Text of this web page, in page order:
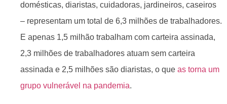
domésticas, diaristas, cuidadoras, jardineiros, caseiros
– representam um total de 6,3 milhões de trabalhadores.
E apenas 1,5 milhão trabalham com carteira assinada,
2,3 milhões de trabalhadores atuam sem carteira
assinada e 2,5 milhões são diaristas, o que as torna um
grupo vulnerável na pandemia.